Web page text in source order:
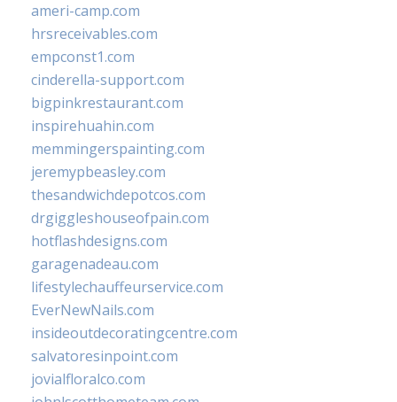
ameri-camp.com
hrsreceivables.com
empconst1.com
cinderella-support.com
bigpinkrestaurant.com
inspirehuahin.com
memmingerspainting.com
jeremypbeasley.com
thesandwichdepotcos.com
drgiggleshouseofpain.com
hotflashdesigns.com
garagenadeau.com
lifestylechauffeurservice.com
EverNewNails.com
insideoutdecoratingcentre.com
salvatoresinpoint.com
jovialfloralco.com